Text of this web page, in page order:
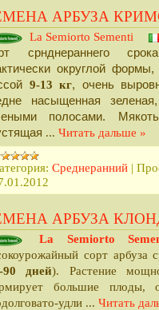
АРБУЗА
La Semiorto Sementi
срнднераннего
округлой
9-13 кг, очень
насыщенная
полосами.
... Читать дальше »
Среднеранний |
АРБУЗА
La Semiorto
сорт арбуза
90 дней). Растение
большие плоды,
удли ... Читать